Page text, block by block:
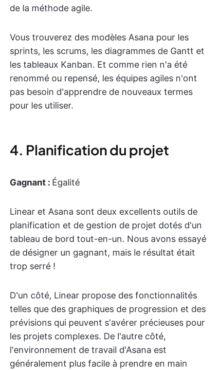
de la méthode agile.
Vous trouverez des modèles Asana pour les
sprints, les scrums, les diagrammes de Gantt et
les tableaux Kanban. Et comme rien n'a été
renommé ou repensé, les équipes agiles n'ont
pas besoin d'apprendre de nouveaux termes
pour les utiliser.
4. Planification du projet
Gagnant : Égalité
Linear et Asana sont deux excellents outils de
planification et de gestion de projet dotés d'un
tableau de bord tout-en-un. Nous avons essayé
de désigner un gagnant, mais le résultat était
trop serré !
D'un côté, Linear propose des fonctionnalités
telles que des graphiques de progression et des
prévisions qui peuvent s'avérer précieuses pour
les projets complexes. De l'autre côté,
l'environnement de travail d'Asana est
généralement plus facile à prendre en main